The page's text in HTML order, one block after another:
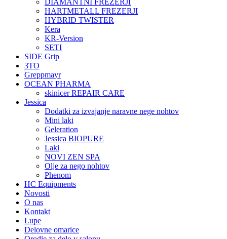
DIAMANTNI FREZERJI
HARTMETALL FREZERJI
HYBRID TWISTER
Kera
KR-Version
SETI
SIDE Grip
3TO
Greppmayr
OCEAN PHARMA
skinicer REPAIR CARE
Jessica
Dodatki za izvajanje naravne nege nohtov
Mini laki
Geleration
Jessica BIOPURE
Laki
NOVI ZEN SPA
Olje za nego nohtov
Phenom
HC Equipments
Novosti
O nas
Kontakt
Lupe
Delovne omarice